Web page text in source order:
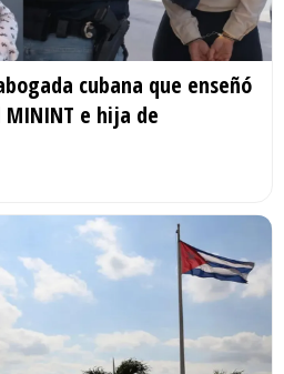
cubana que enseñó
e hija de